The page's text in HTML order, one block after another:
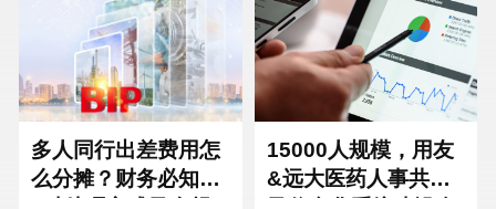
Turkey
Hungary Mexico
Hong Kong Macau
多人同行出差费用怎
么分摊？财务必知的
15000人规模，用友
&远大医药人事共享